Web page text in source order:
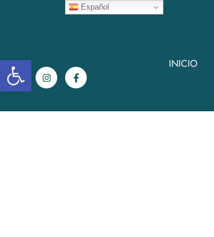
Abrir la barra de herramientas INICIO
Español